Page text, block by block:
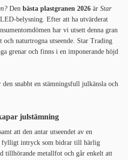
Den bästa plastgranen 2026 är Star
belysning. Efter att ha utvärderat
har vi utsett denna gran
naturtrogna utseende. Star Trading
grenar och finns i en imponerande höjd
snabbt en stämningsfull julkänsla och
julstämning
att den antar utseendet av en
fylligt intryck som bidrar till härlig
tillhörande metallfot och går enkelt att